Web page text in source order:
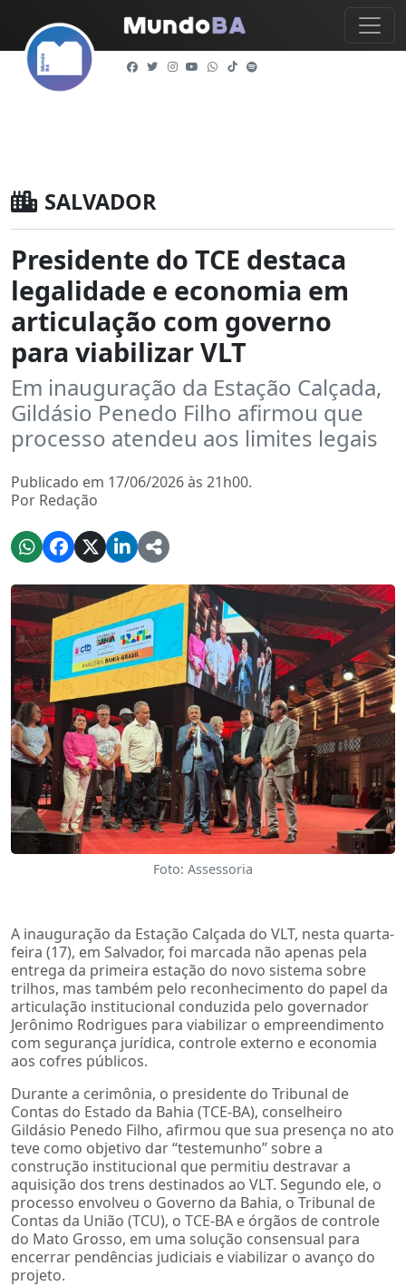
SALVADOR
Presidente do TCE destaca
legalidade e economia em
articulação com governo
para viabilizar VLT
Em inauguração da Estação Calçada,
Gildásio Penedo Filho afirmou que
processo atendeu aos limites legais
Publicado em 17/06/2026 às 21h00.
Por Redação
Foto: Assessoria
A inauguração da Estação Calçada do VLT, nesta quarta-
feira (17), em Salvador, foi marcada não apenas pela
entrega da primeira estação do novo sistema sobre
trilhos, mas também pelo reconhecimento do papel da
articulação institucional conduzida pelo governador
Jerônimo Rodrigues para viabilizar o empreendimento
com segurança jurídica, controle externo e economia
aos cofres públicos.
Durante a cerimônia, o presidente do Tribunal de
Contas do Estado da Bahia (TCE-BA), conselheiro
Gildásio Penedo Filho, afirmou que sua presença no ato
teve como objetivo dar “testemunho” sobre a
construção institucional que permitiu destravar a
aquisição dos trens destinados ao VLT. Segundo ele, o
processo envolveu o Governo da Bahia, o Tribunal de
Contas da União (TCU), o TCE-BA e órgãos de controle
do Mato Grosso, em uma solução consensual para
encerrar pendências judiciais e viabilizar o avanço do
projeto.